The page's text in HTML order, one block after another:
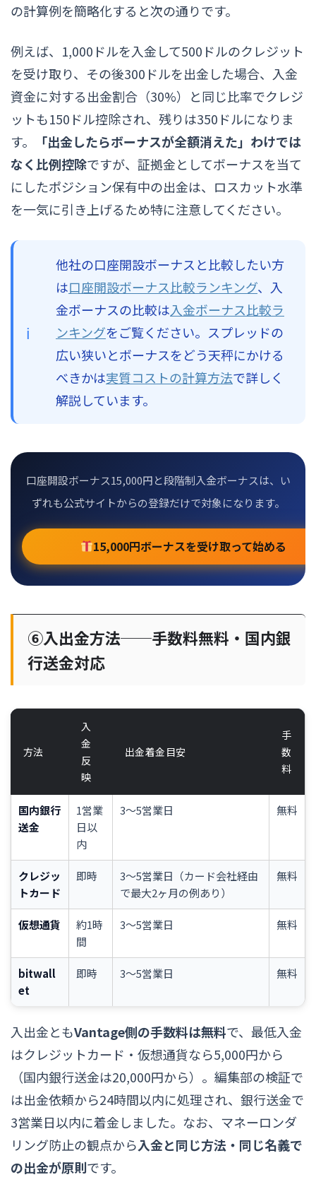
の計算例を簡略化すると次の通りです。
例えば、1,000ドルを入金して500ドルのクレジット
を受け取り、その後300ドルを出金した場合、入金
資金に対する出金割合（30%）と同じ比率でクレジ
ットも150ドル控除され、残りは350ドルになりま
す。
「出金したらボーナスが全額消えた」わけでは
なく比例控除ですが、証拠金としてボーナスを当て
にしたポジション保有中の出金は、ロスカット水準
を一気に引き上げるため特に注意してください。
他社の口座開設ボーナスと比較したい方
は口座開設ボーナス比較ランキング、入
金ボーナスの比較は入金ボーナス比較ラ
ンキングをご覧ください。スプレッドの
広い狭いとボーナスをどう天秤にかける
べきかは実質コストの計算方法で詳しく
解説しています。
口座開設ボーナス15,000円と段階制入金ボーナスは、い
ずれも公式サイトからの登録だけで対象になります。
15,000円ボーナスを受け取って始める
⑥入出金方法──手数料無料・国内銀
行送金対応
方法
入
金
反
映
出金着金目安
手
数
料
国内銀行
送金
1営業
日以
内
3〜5営業日 無料
クレジッ
トカード
即時
3〜5営業日（カード会社経由
で最大2ヶ月の例あり）
無料
仮想通貨
約1時
間
3〜5営業日 無料
bitwall
et
即時 3〜5営業日 無料
入出金ともVantage側の手数料は無料で、最低入金
はクレジットカード・仮想通貨なら5,000円から
（国内銀行送金は20,000円から）。編集部の検証で
は出金依頼から24時間以内に処理され、銀行送金で
3営業日以内に着金しました。なお、マネーロンダ
リング防止の観点から入金と同じ方法・同じ名義で
の出金が原則です。